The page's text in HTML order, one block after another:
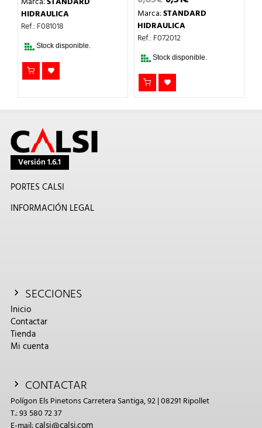
ORIGINAL
ERA:
2,26€.
ACTUAL
HIDRAULICA
Ref.: F081018
Stock disponible.
PRECIO
ORIGINAL
ERA:
0,85€.
PRECIO
ACTUAL
Marca:STANDARD
HIDRAULICA
Ref.: F072012
Stock disponible.
Versión 1.6.1
PORTES CALSI
INFORMACIÓN LEGAL
SECCIONES
Inicio
Contactar
Tienda
Mi cuenta
CONTACTAR
Polígon Els Pinetons Carretera Santiga, 92 | 08291 Ripollet
T.: 93 580 72 37